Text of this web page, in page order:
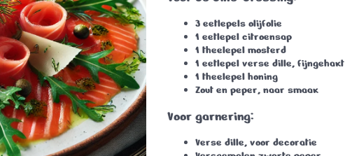
3 eetlepels olijfolie
1 eetlepel citroensap
1 theelepel mosterd
1 eetlepel verse dille, fijngehakt
1 theelepel honing
Zout en peper, naar smaak
Voor garnering:
Verse dille, voor decoratie